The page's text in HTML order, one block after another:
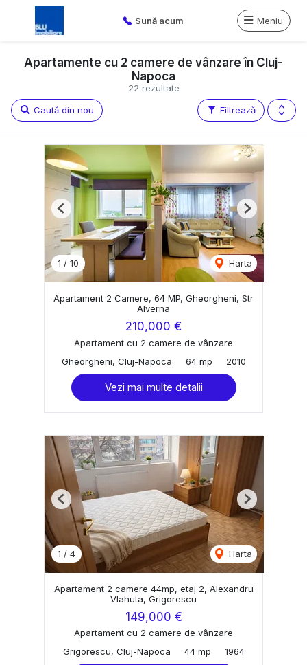
Sună acum Meniu
22 rezultate
Apartamente cu 2 camere de vânzare în Cluj-
Napoca
Filtrează
Caută din nou
1 / 10 Harta
Previous Next
Apartament 2 Camere, 64 MP, Gheorgheni, Str
Alverna
210,000 €
Apartament cu 2 camere de vânzare
Gheorgheni, Cluj-Napoca
64 mp 2010
Vezi mai multe detalii
1 / 4 Harta
Previous Next
Apartament 2 camere 44mp, etaj 2, Alexandru
Vlahuta, Grigorescu
149,000 €
Apartament cu 2 camere de vânzare
Grigorescu, Cluj-Napoca
44 mp 1964